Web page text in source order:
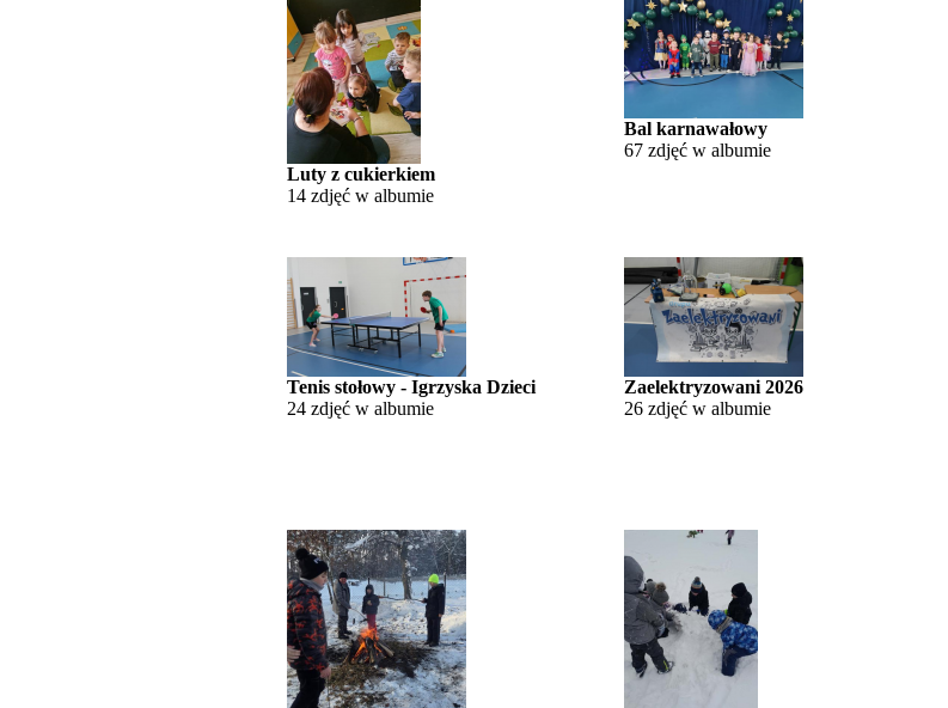
Luty z cukierkiem
14 zdjęć w albumie
Bal karnawałowy
67 zdjęć w albumie
Tenis stołowy - Igrzyska Dzieci
24 zdjęć w albumie
Zaelektryzowani 2026
26 zdjęć w albumie